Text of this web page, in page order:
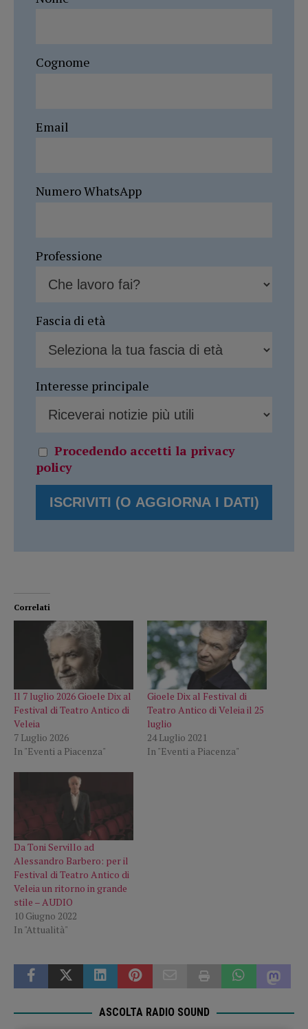
Cognome
Email
Numero WhatsApp
Professione
Fascia di età
Interesse principale
Procedendo accetti la privacy
policy
Correlati
Il 7 luglio 2026 Gioele Dix al
Festival di Teatro Antico di
Veleia
7 Luglio 2026
In "Eventi a Piacenza"
Gioele Dix al Festival di
Teatro Antico di Veleia il 25
luglio
24 Luglio 2021
In "Eventi a Piacenza"
Da Toni Servillo ad
Alessandro Barbero: per il
Festival di Teatro Antico di
Veleia un ritorno in grande
stile – AUDIO
10 Giugno 2022
In "Attualità"
ASCOLTA RADIO SOUND